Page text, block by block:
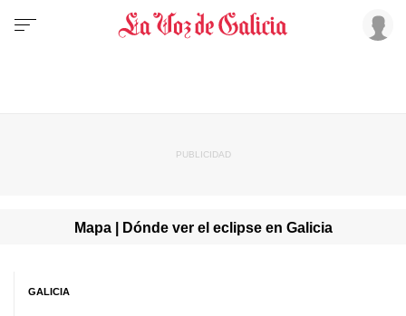
Mapa | Dónde ver el eclipse en Galicia
GALICIA